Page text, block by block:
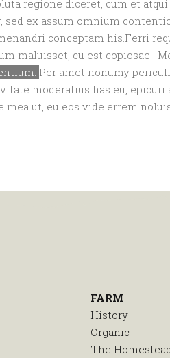
regione diceret, cum et
sed ex assum omnium
conceptam his.Ferri
maluisset, cu est copiosae.
Per amet nonumy
moderatius has eu,
ut, eu eos vide errem
FARM
History
Organic
The